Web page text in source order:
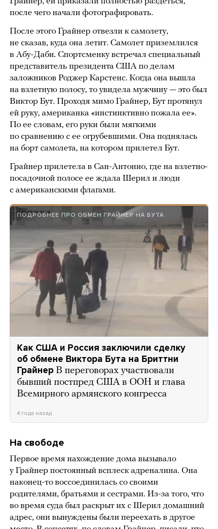
после чего начали фотографировать.
После этого Грайнер отвезли к самолету,
не сказав, куда она летит. Самолет приземлился
в Абу-Даби. Спортсменку встречал специальный
представитель президента США по делам
заложников Роджер Карстенс. Когда она вышла
на взлетную полосу, то увидела мужчину — это был
Виктор Бут. Проходя мимо Грайнер, Бут протянул
ей руку, американка «инстинктивно пожала ее».
По ее словам, его руки были мягкими
по сравнению с ее огрубевшими. Она поднялась
на борт самолета, на котором прилетел Бут.
Грайнер прилетела в Сан-Антонио, где на взлетно-
посадочной полосе ее ждала Шерил и люди
с американскими флагами.
ПОДРОБНЕЕ ПРО ОБМЕН ГРАЙНЕР НА БУТА
Как США и Россия заключили сделку
об обмене Виктора Бута на Бриттни
Грайнер В переговорах участвовали
бывший постпред США в ООН и глава
Всемирного армянского конгресса
4 года назад
На свободе
Первое время нахождение дома вызывало
у Грайнер постоянный всплеск адреналина. Она
наконец-то воссоединилась со своими
родителями, братьями и сестрами. Из-за того, что
во время суда был раскрыт их с Шерил домашний
адрес, они вынуждены были переехать в другое